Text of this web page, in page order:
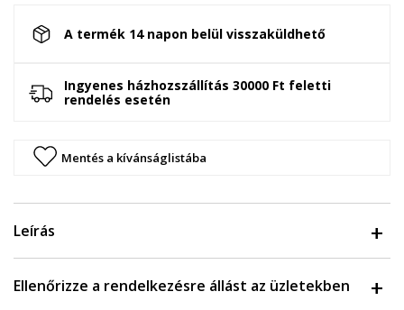
A termék 14 napon belül visszaküldhető
Ingyenes házhozszállítás 30000 Ft feletti
rendelés esetén
Mentés a kívánságlistába
Leírás
Ellenőrizze a rendelkezésre állást az üzletekben